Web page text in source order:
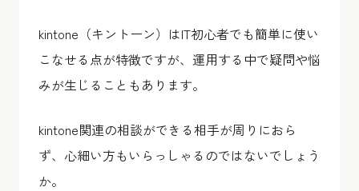
kintone（キントーン）はIT初心者でも簡単に使い
こなせる点が特徴ですが、運用する中で疑問や悩
みが生じることもあります。
kintone関連の相談ができる相手が周りにおら
ず、心細い方もいらっしゃるのではないでしょう
か。